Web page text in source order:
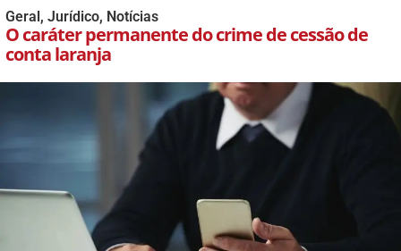
Geral, Jurídico, Notícias
O caráter permanente do crime de cessão de
conta laranja